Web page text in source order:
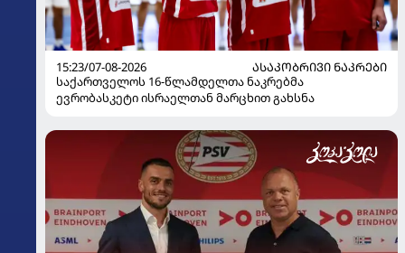
15:23/07-08-2026
ᲐᲡᲐᲙᲝᲑᲠᲘᲕᲘ ᲜᲐᲙᲠᲔᲑᲘ
საქართველოს 16-წლამდელთა ნაკრებმა
ევრობასკეტი ისრაელთან მარცხით გახსნა